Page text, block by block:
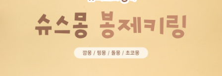
PAYCO 바로